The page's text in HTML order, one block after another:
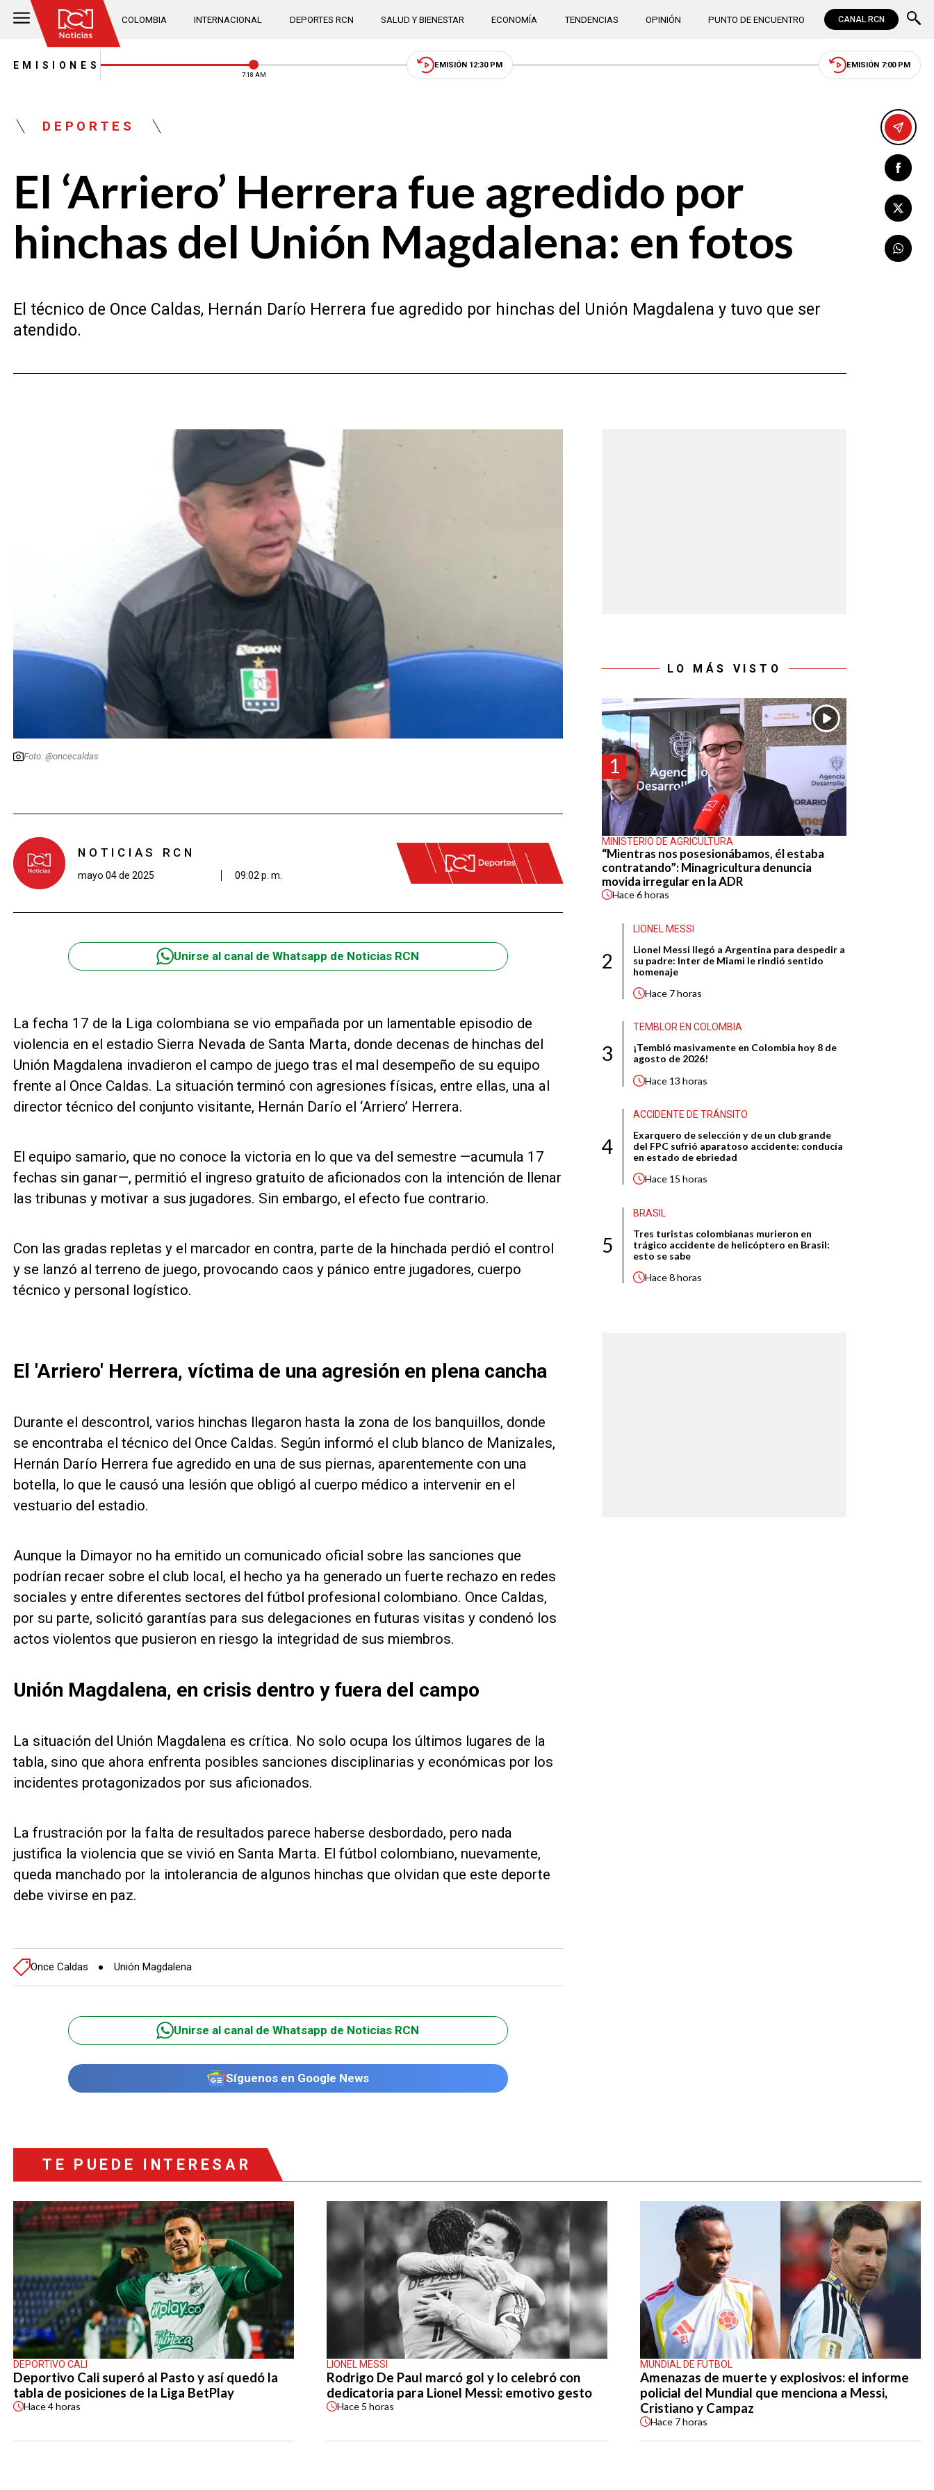
COLOMBIA INTERNACIONAL DEPORTES RCN SALUD Y BIENESTAR ECONOMÍA TENDENCIAS OPINIÓN PUNTO DE ENCUENTRO CANAL RCN
EMISIONES
7:18 AM
EMISIÓN 12:30 PM EMISIÓN 7:00 PM
DEPORTES
El ‘Arriero’ Herrera fue agredido por
hinchas del Unión Magdalena: en fotos
El técnico de Once Caldas, Hernán Darío Herrera fue agredido por hinchas del Unión Magdalena y tuvo que ser
atendido.
Foto: @oncecaldas
NOTICIAS RCN
mayo 04 de 2025 09:02 p. m.
Unirse al canal de Whatsapp de Noticias RCN
La fecha 17 de la Liga colombiana se vio empañada por un lamentable episodio de
violencia en el estadio Sierra Nevada de Santa Marta, donde decenas de hinchas del
Unión Magdalena invadieron el campo de juego tras el mal desempeño de su equipo
frente al Once Caldas. La situación terminó con agresiones físicas, entre ellas, una al
director técnico del conjunto visitante, Hernán Darío el ‘Arriero’ Herrera.
El equipo samario, que no conoce la victoria en lo que va del semestre —acumula 17
fechas sin ganar—, permitió el ingreso gratuito de aficionados con la intención de llenar
las tribunas y motivar a sus jugadores. Sin embargo, el efecto fue contrario.
Con las gradas repletas y el marcador en contra, parte de la hinchada perdió el control
y se lanzó al terreno de juego, provocando caos y pánico entre jugadores, cuerpo
técnico y personal logístico.
El 'Arriero' Herrera, víctima de una agresión en plena cancha
Durante el descontrol, varios hinchas llegaron hasta la zona de los banquillos, donde
se encontraba el técnico del Once Caldas. Según informó el club blanco de Manizales,
Hernán Darío Herrera fue agredido en una de sus piernas, aparentemente con una
botella, lo que le causó una lesión que obligó al cuerpo médico a intervenir en el
vestuario del estadio.
Aunque la Dimayor no ha emitido un comunicado oficial sobre las sanciones que
podrían recaer sobre el club local, el hecho ya ha generado un fuerte rechazo en redes
sociales y entre diferentes sectores del fútbol profesional colombiano. Once Caldas,
por su parte, solicitó garantías para sus delegaciones en futuras visitas y condenó los
actos violentos que pusieron en riesgo la integridad de sus miembros.
Unión Magdalena, en crisis dentro y fuera del campo
La situación del Unión Magdalena es crítica. No solo ocupa los últimos lugares de la
tabla, sino que ahora enfrenta posibles sanciones disciplinarias y económicas por los
incidentes protagonizados por sus aficionados.
La frustración por la falta de resultados parece haberse desbordado, pero nada
justifica la violencia que se vivió en Santa Marta. El fútbol colombiano, nuevamente,
queda manchado por la intolerancia de algunos hinchas que olvidan que este deporte
debe vivirse en paz.
Once Caldas Unión Magdalena
Unirse al canal de Whatsapp de Noticias RCN
Síguenos en Google News
LO MÁS VISTO
1
MINISTERIO DE AGRICULTURA
“Mientras nos posesionábamos, él estaba
contratando”: Minagricultura denuncia
movida irregular en la ADR
Hace6 horas
2
LIONEL MESSI
Lionel Messi llegó a Argentina para despedir a
su padre: Inter de Miami le rindió sentido
homenaje
Hace 7 horas
3
TEMBLOR EN COLOMBIA
¡Tembló masivamente en Colombia hoy 8 de
agosto de 2026!
Hace 13 horas
4
ACCIDENTE DE TRÁNSITO
Exarquero de selección y de un club grande
del FPC sufrió aparatoso accidente: conducía
en estado de ebriedad
Hace 15 horas
5
BRASIL
Tres turistas colombianas murieron en
trágico accidente de helicóptero en Brasil:
esto se sabe
Hace8 horas
TE PUEDE INTERESAR
DEPORTIVO CALI
Deportivo Cali superó al Pasto y así quedó la
tabla de posiciones de la Liga BetPlay
Hace4 horas
LIONEL MESSI
Rodrigo De Paul marcó gol y lo celebró con
dedicatoria para Lionel Messi: emotivo gesto
Hace 5 horas
MUNDIAL DE FÚTBOL
Amenazas de muerte y explosivos: el informe
policial del Mundial que menciona a Messi,
Cristiano y Campaz
Hace 7 horas